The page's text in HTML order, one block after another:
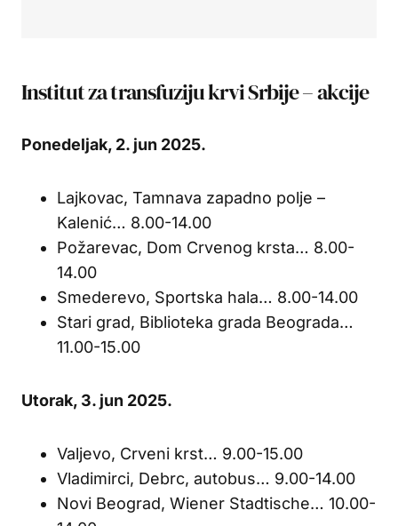
Institut za transfuziju krvi Srbije – akcije
Ponedeljak, 2. jun 2025.
Lajkovac, Tamnava zapadno polje –
Kalenić… 8.00-14.00
Požarevac, Dom Crvenog krsta… 8.00-
14.00
Smederevo, Sportska hala… 8.00-14.00
Stari grad, Biblioteka grada Beograda…
11.00-15.00
Utorak, 3. jun 2025.
Valjevo, Crveni krst… 9.00-15.00
Vladimirci, Debrc, autobus… 9.00-14.00
Novi Beograd, Wiener Stadtische… 10.00-